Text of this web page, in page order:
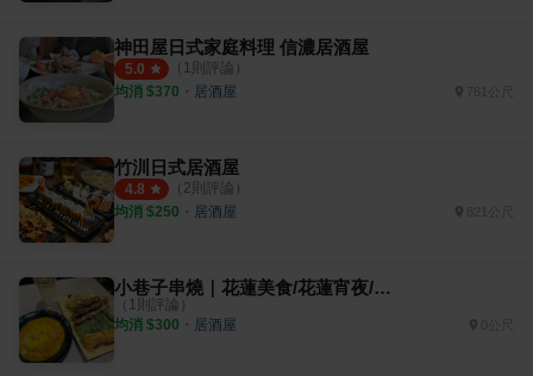
神田屋日式家庭料理 信濃居酒屋
5.0 （ 1 則評論）
均消 $370 ・ 居酒屋
竹汌日式居酒屋
4.8 （ 2則評論）
均消 $250 ・ 居酒屋
小巷子串燒｜花蓮美食/花蓮宵夜/花蓮晚餐
（ 1 則評論）
均消 $300 ・ 居酒屋